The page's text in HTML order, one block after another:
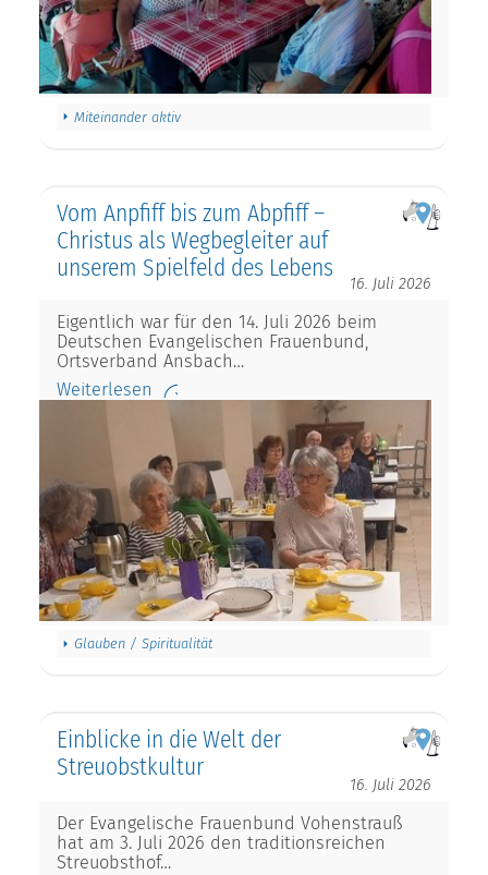
Miteinander aktiv
Vom Anpfiff bis zum Abpfiff –
Christus als Wegbegleiter auf
unserem Spielfeld des Lebens
16. Juli 2026
Eigentlich war für den 14. Juli 2026 beim
Deutschen Evangelischen Frauenbund,
Ortsverband Ansbach…
Weiterlesen
Glauben / Spiritualität
Einblicke in die Welt der
Streuobstkultur
16. Juli 2026
Der Evangelische Frauenbund Vohenstrauß
hat am 3. Juli 2026 den traditionsreichen
Streuobsthof…